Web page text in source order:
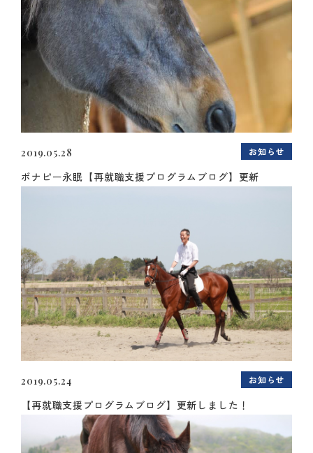
2019.05.28 お知らせ
ボナピー永眠【再就職支援プログラムブログ】更新
2019.05.24 お知らせ
【再就職支援プログラムブログ】更新しました！